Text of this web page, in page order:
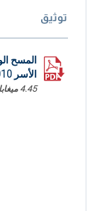
توثيق
المسح
الأسر 2010: محور التعليم والتغطية الصحية والعلاج
4.45 ميغابايت